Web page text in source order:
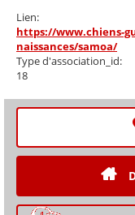
Lien:
https://www.chiens-
naissances/samoa/
Type d'association_id:
18